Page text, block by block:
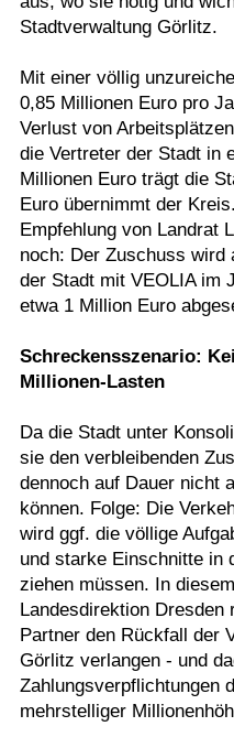
Stadtverwaltung Görlitz.
Mit einer völlig
0,85 Millionen Euro pro
Verlust von
die Vertreter der Stadt in
Millionen Euro trägt die
Euro übernimmt der
Empfehlung von Landrat
noch: Der Zuschuss wird
der Stadt mit VEOLIA im
etwa 1 Million Euro
Schreckensszenario:
Millionen-Lasten
Da die Stadt unter
sie den verbleibenden
dennoch auf Dauer nicht
können. Folge: Die
wird ggf. die völlige
und starke Einschnitte in
ziehen müssen. In
Landesdirektion
Partner den Rückfall der
Görlitz verlangen - und
Zahlungsverpflichtungen
mehrstelliger